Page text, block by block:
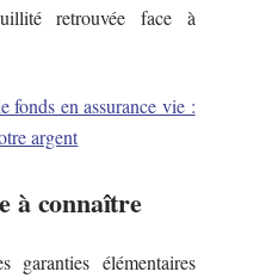
retrouvée face à
fonds en assurance vie :
argent
à connaître
élémentaires